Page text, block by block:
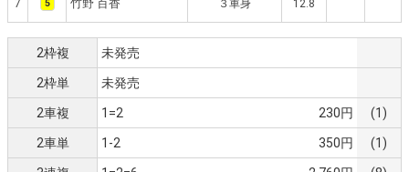
7 5 竹野 百香 ３車身 12.8
2枠複 未発売
2枠単 未発売
2車複 1=2 230円 (1)
2車単 1-2 350円 (1)